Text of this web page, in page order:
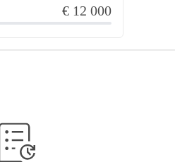
€ 12 000